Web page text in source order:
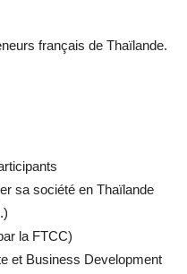
français de Thaïlande.
sa société en Thaïlande
la FTCC)
et Business Development